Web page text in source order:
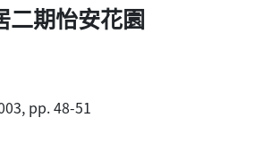
二期怡安花園
pp. 48-51